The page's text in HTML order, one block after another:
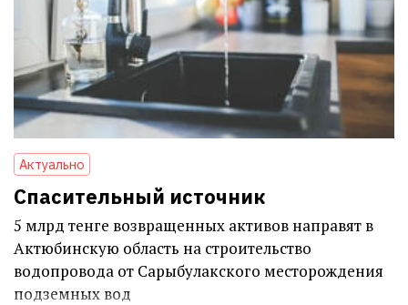
Актуально
Спасительный источник
5 млрд тенге возвращенных активов направят в
Актюбинскую область на строительство
водопровода от Сарыбулакского месторождения
подземных вод